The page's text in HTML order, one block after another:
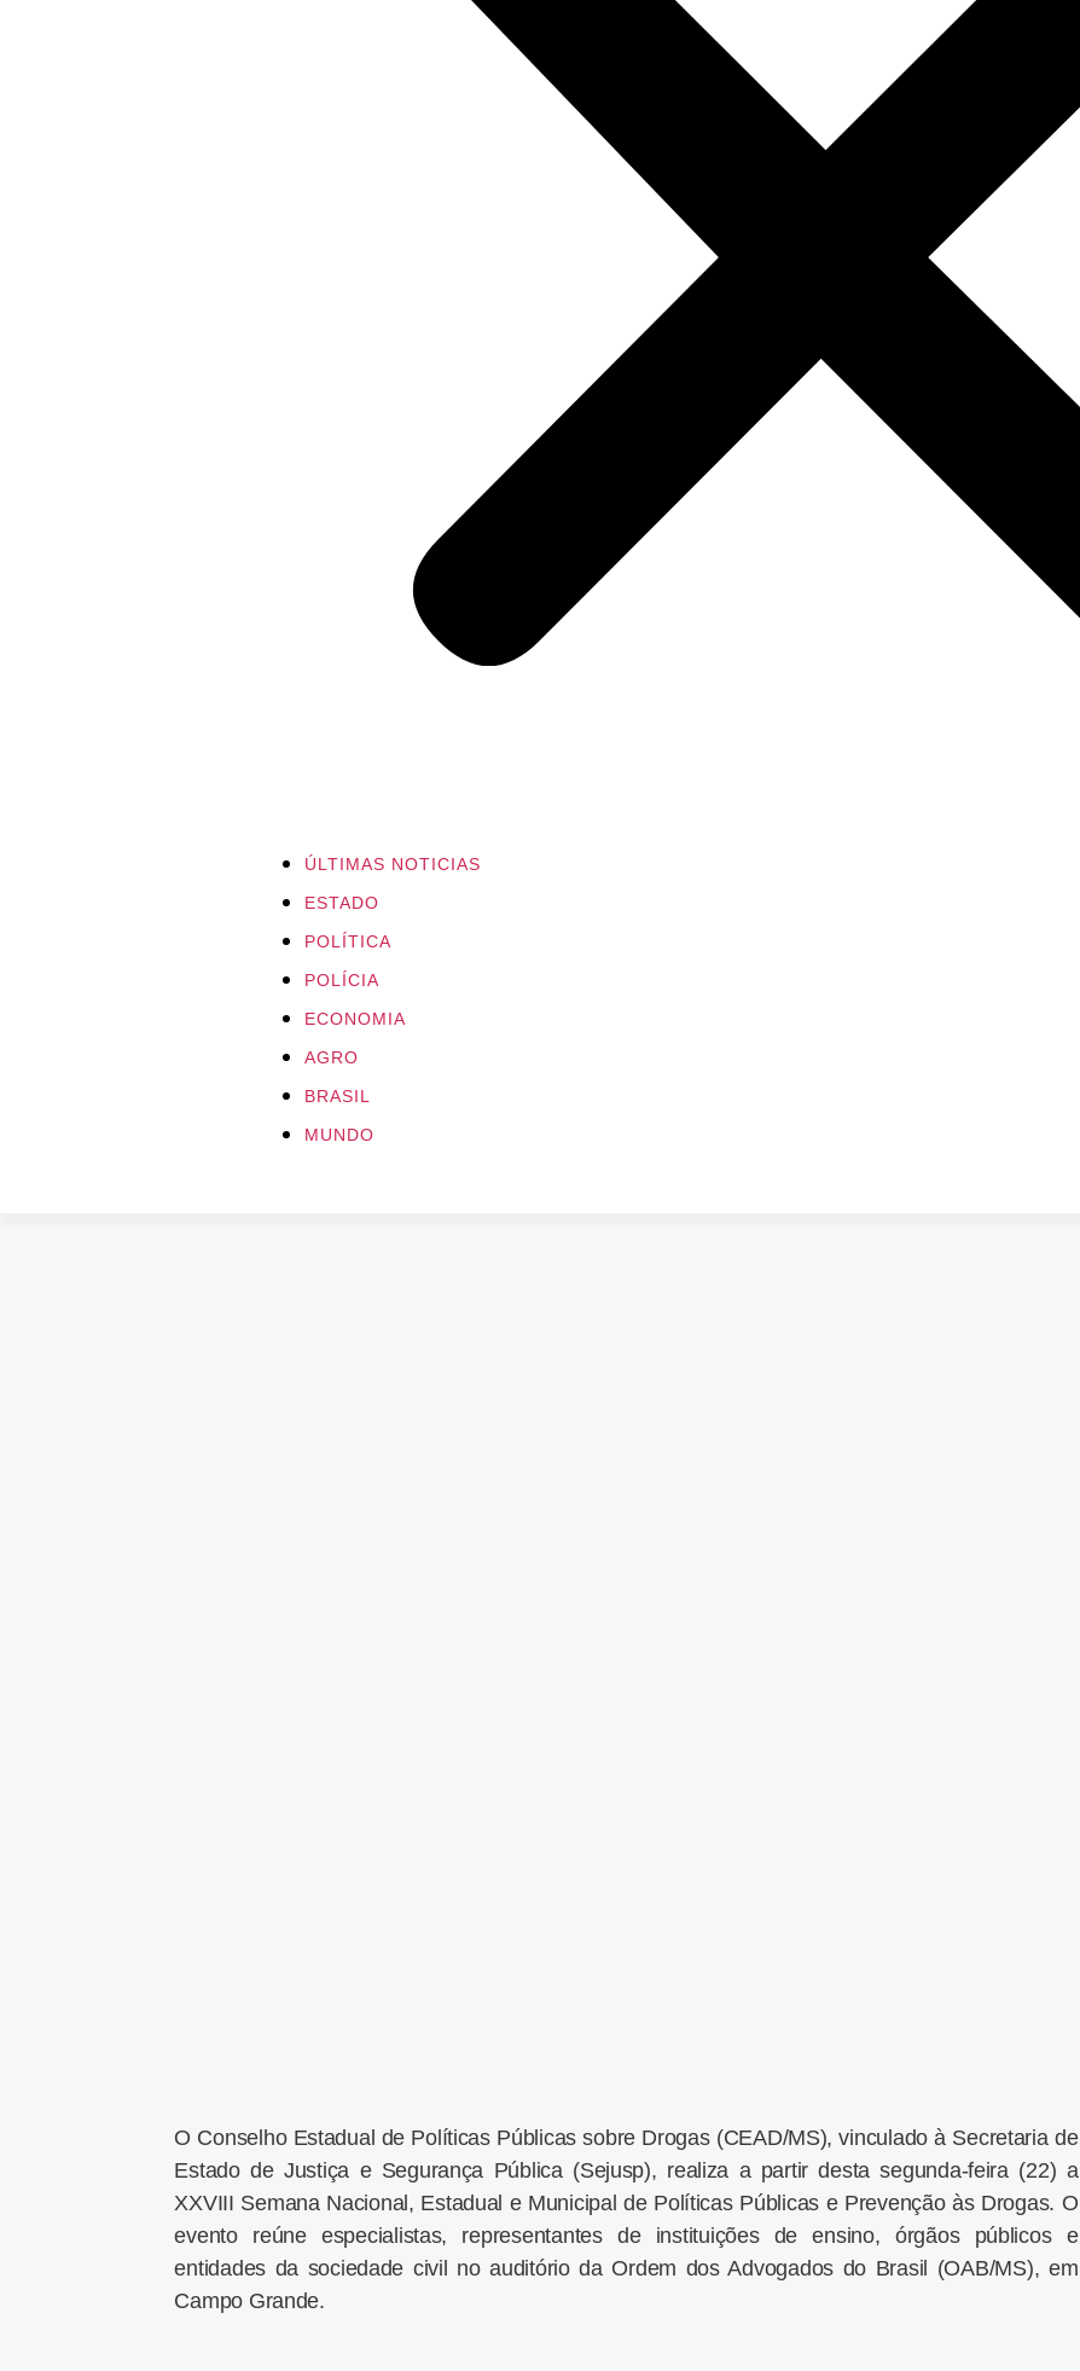
ÚLTIMAS NOTICIAS
ESTADO
POLÍTICA
POLÍCIA
ECONOMIA
AGRO
BRASIL
MUNDO
O Conselho Estadual de Políticas Públicas sobre Drogas (CEAD/MS), vinculado à Secretaria de
Estado de Justiça e Segurança Pública (Sejusp), realiza a partir desta segunda-feira (22) a
XXVIII Semana Nacional, Estadual e Municipal de Políticas Públicas e Prevenção às Drogas. O
evento reúne especialistas, representantes de instituições de ensino, órgãos públicos e
entidades da sociedade civil no auditório da Ordem dos Advogados do Brasil (OAB/MS), em
Campo Grande.